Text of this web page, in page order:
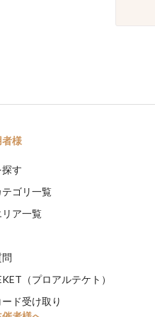
様
す
ゴリ一覧
ア一覧
（プロアルテケト）
ド受け取り